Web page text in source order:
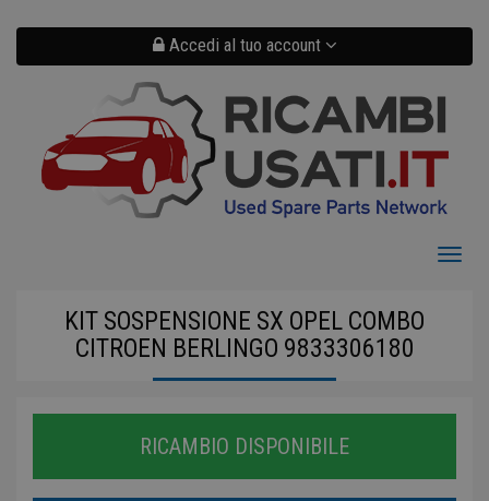
contenuto
Accedi al tuo account
KIT SOSPENSIONE SX OPEL COMBO
CITROEN BERLINGO 9833306180
RICAMBIO DISPONIBILE